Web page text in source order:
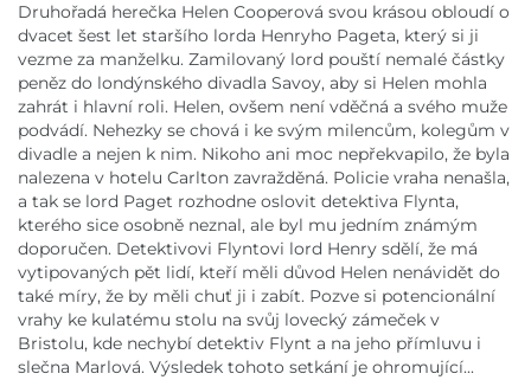
Druhořadá herečka Helen Cooperová svou krásou obloudí o
dvacet šest let staršího lorda Henryho Pageta, který si ji
vezme za manželku. Zamilovaný lord pouští nemalé částky
peněz do londýnského divadla Savoy, aby si Helen mohla
zahrát i hlavní roli. Helen, ovšem není vděčná a svého muže
podvádí. Nehezky se chová i ke svým milencům, kolegům v
divadle a nejen k nim. Nikoho ani moc nepřekvapilo, že byla
nalezena v hotelu Carlton zavražděná. Policie vraha nenašla,
a tak se lord Paget rozhodne oslovit detektiva Flynta,
kterého sice osobně neznal, ale byl mu jedním známým
doporučen. Detektivovi Flyntovi lord Henry sdělí, že má
vytipovaných pět lidí, kteří měli důvod Helen nenávidět do
také míry, že by měli chuť ji i zabít. Pozve si potencionální
vrahy ke kulatému stolu na svůj lovecký zámeček v
Bristolu, kde nechybí detektiv Flynt a na jeho přímluvu i
slečna Marlová. Výsledek tohoto setkání je ohromující...